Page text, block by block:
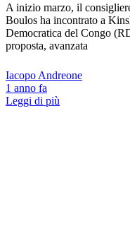
A inizio marzo, il
Boulos ha incontrato a
Democratica del Congo
proposta, avanzata
Iacopo Andreone
1 anno fa
Leggi di più